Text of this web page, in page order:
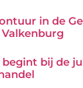
in de
bij de